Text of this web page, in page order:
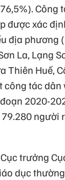
Công
được xác
địa phương
La, Lạng
Thiên Huế,
công tác dân
2020-
người
trưởng
dục